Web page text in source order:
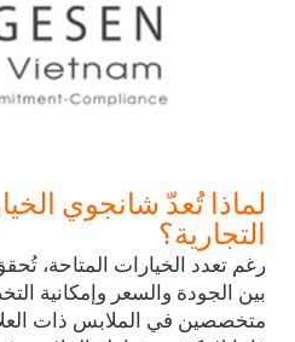
لماذا تُعدّ شانجوي
التجارية؟
رغم تعدد الخيارات المتاحة،
بين الجودة والسعر وإمكانية
متخصصين في الملابس ذات